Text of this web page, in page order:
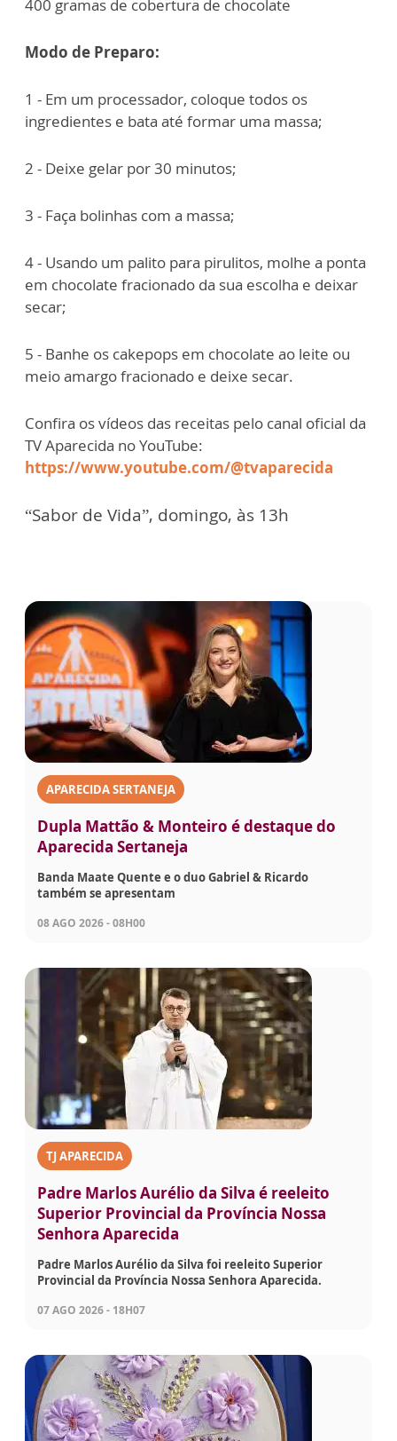
400 gramas de cobertura de chocolate
Modo de Preparo:
1 - Em um processador, coloque todos os
ingredientes e bata até formar uma massa;
2 - Deixe gelar por 30 minutos;
3 - Faça bolinhas com a massa;
4 - Usando um palito para pirulitos, molhe a ponta
em chocolate fracionado da sua escolha e deixar
secar;
5 - Banhe os cakepops em chocolate ao leite ou
meio amargo fracionado e deixe secar.
Confira os vídeos das receitas pelo canal oficial da
TV Aparecida no YouTube:
https://www.youtube.com/@tvaparecida
“Sabor de Vida”, domingo, às 13h
APARECIDA SERTANEJA
Dupla Mattão & Monteiro é destaque do
Aparecida Sertaneja
Banda Maate Quente e o duo Gabriel & Ricardo
também se apresentam
08 AGO 2026 - 08H00
TJ APARECIDA
Padre Marlos Aurélio da Silva é reeleito
Superior Provincial da Província Nossa
Senhora Aparecida
Padre Marlos Aurélio da Silva foi reeleito Superior
Provincial da Província Nossa Senhora Aparecida.
07 AGO 2026 - 18H07